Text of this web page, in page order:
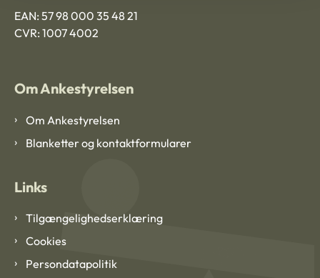
EAN: 57 98 000 35 48 21
CVR: 1007 4002
Om Ankestyrelsen
Om Ankestyrelsen
Blanketter og kontaktformularer
Links
Tilgængelighedserklæring
Cookies
Persondatapolitik